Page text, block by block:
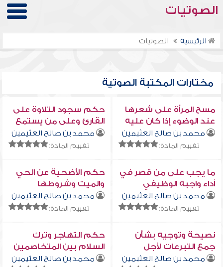
الصوتيات
الرئيسية الصوتيات
مختارات المكتبة الصوتية
مسح المرأة على شعرها
عند الوضوء إذا كان عليه
حناءمحمد بن صالح العثيمين
تقييم المادة:
حكم سجود التلاوة على
القارئ وعلى من يستمع
إليهمحمد بن صالح العثيمين
تقييم المادة:
ما يجب على من قصر في
أداء واجبه الوظيفي
محمد بن صالح العثيمين
تقييم المادة:
حكم الأضحية عن الحي
والميت وشروطها
محمد بن صالح العثيمين
تقييم المادة:
نصيحة وتوجيه بشأن
جمع التبرعات لأجل
الأضاحي في بلاد بعيدة
محمد بن صالح العثيمين
حكم التهاجر وترك
السلام بين المتخاصمين
محمد بن صالح العثيمين